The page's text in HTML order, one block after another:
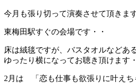
今月も張り切って演奏させて頂きま
東梅田駅すぐの会場です・・
床は絨毯ですが、バスタオルなどあ
ゆったり横になってお聴き頂けます
2月は 「恋も仕事も欲張りに叶えち